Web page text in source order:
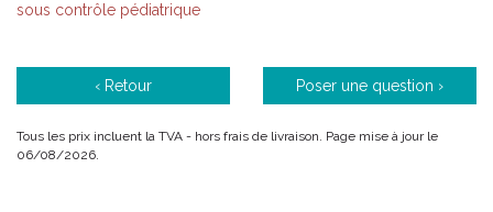
Qu’ est-ce qu’ Apaisyl
Apaisyl® Xpert est une lotion traitante radicale qui tue 100% des
poux et 100% des lentes* grâce à la formule brevetée de sa
sous contrôle pédiatrique
‹ Retour Poser une question ›
Tous les prix incluent la TVA - hors frais de livraison. Page mise à jour le
06/08/2026.